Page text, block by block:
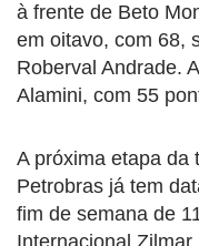
à frente de Beto
em oitavo, com 68,
Roberval Andrade.
Alamini, com 55
A próxima etapa da
Petrobras já tem
fim de semana de